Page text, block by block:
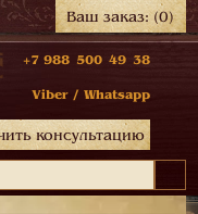
Ваш заказ:(0)
+7 988 500 49 38
Viber / Whatsapp
консультацию